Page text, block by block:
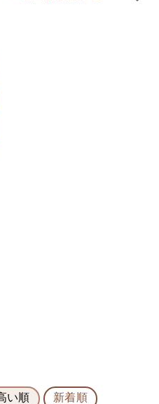
い順 新着順